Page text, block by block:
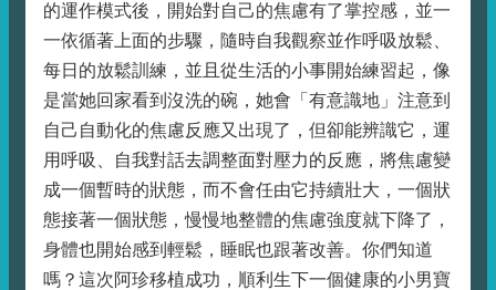
的運作模式後，開始對自己的焦慮有了掌控感，並一
一依循著上面的步驟，隨時自我觀察並作呼吸放鬆、
每日的放鬆訓練，並且從生活的小事開始練習起，像
是當她回家看到沒洗的碗，她會「有意識地」注意到
自己自動化的焦慮反應又出現了，但卻能辨識它，運
用呼吸、自我對話去調整面對壓力的反應，將焦慮變
成一個暫時的狀態，而不會任由它持續壯大，一個狀
態接著一個狀態，慢慢地整體的焦慮強度就下降了，
身體也開始感到輕鬆，睡眠也跟著改善。你們知道
嗎？這次阿珍移植成功，順利生下一個健康的小男寶